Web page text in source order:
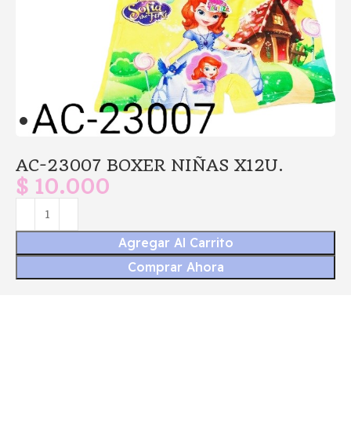
AC-23007 BOXER NIÑAS X12U.
$ 10.000
Agregar Al Carrito
Comprar Ahora